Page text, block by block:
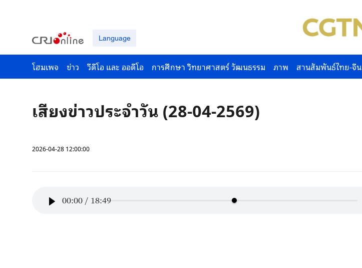
Language
โฮมเพจ ข่าว วีดีโอ และ ออดีโอ การศึกษา วิทยาศาสตร์ วัฒนธรรม ภาพ สานสัมพันธ์ไทย-จีน
เสียงข่าวประจำวัน (28-04-2569)
2026-04-28 12:00:00
00:00 / 18:49